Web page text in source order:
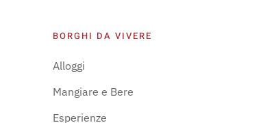
BORGHI DA VIVERE
Alloggi
Mangiare e Bere
Esperienze